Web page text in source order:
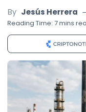
By Jesús Herrera
Reading Time: 7 mins